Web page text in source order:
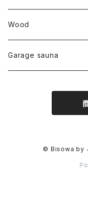
クォーツインクォーツ
ガーデンクォーツ
ムーンストーン
ルチルクォーツ
others
foods
∞Seiko Usami∞
Wood
Garage sauna
© Bisowa by